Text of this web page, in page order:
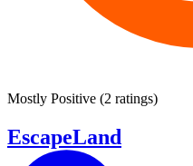
Mostly Positive (2 ratings)
EscapeLand